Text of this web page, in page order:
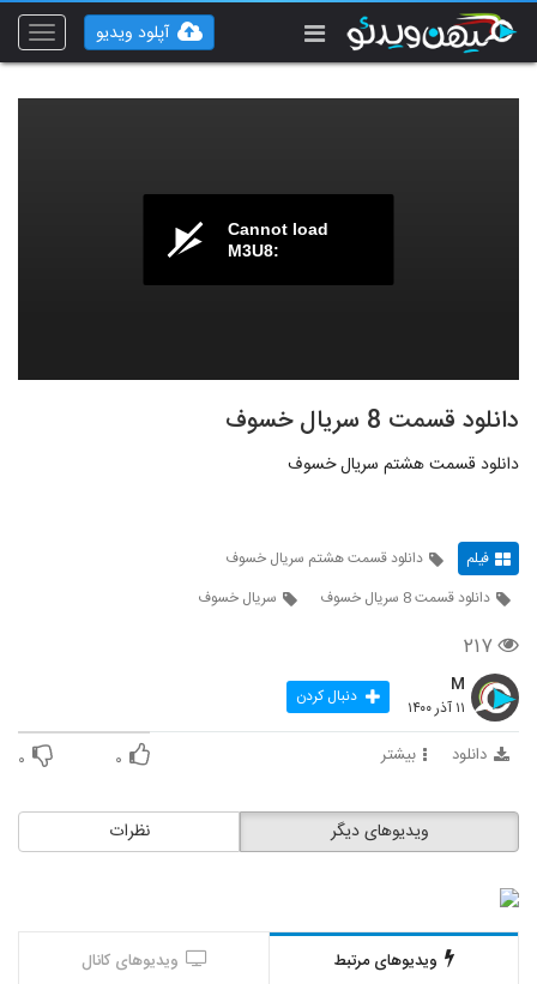
Toggle
آپلود ویدیو
Cannot load
M3U8:
دانلود قسمت 8 سریال خسوف
دانلود قسمت هشتم سریال خسوف
فیلم
دانلود قسمت هشتم سریال خسوف
دانلود قسمت 8 سریال خسوف
سریال خسوف
۲۱۷
M
۱۱ آذر ۱۴۰۰ دنبال کردن
دانلود بیشتر ۰ ۰
نظرات ویدیوهای دیگر
ویدیوهای مرتبط ویدیوهای کانال